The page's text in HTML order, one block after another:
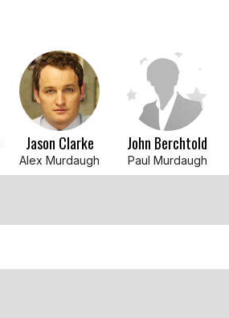
Jason Clarke
Alex Murdaugh
John Berchtold
Paul Murdaugh